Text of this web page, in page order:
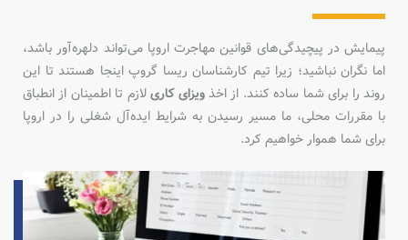
پیمایش در پیچیدگی‌های قوانین مهاجرت اروپا می‌تواند دلهره‌آور باشد،
اما نگران نباشید؛ زیرا تیم کارشناسان ریسا گروپ اینجا هستند تا این
روند را برای شما ساده کنند. از اخذویزای کاریلازم تا اطمینان از انطباق
با مقررات محلی، ما مسیر رسیدن به شرایط ایده‌آل شغلی را در اروپا
برای شما هموار خواهیم کرد.